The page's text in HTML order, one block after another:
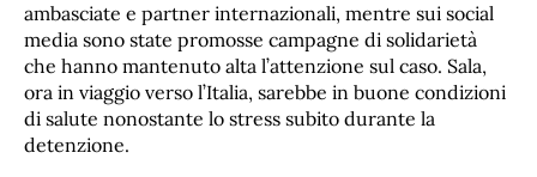
ambasciate e partner internazionali, mentre sui social
media sono state promosse campagne di solidarietà
che hanno mantenuto alta l’attenzione sul caso. Sala,
ora in viaggio verso l’Italia, sarebbe in buone condizioni
di salute nonostante lo stress subito durante la
detenzione.